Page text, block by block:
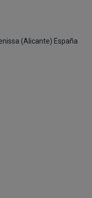
(Alicante) España